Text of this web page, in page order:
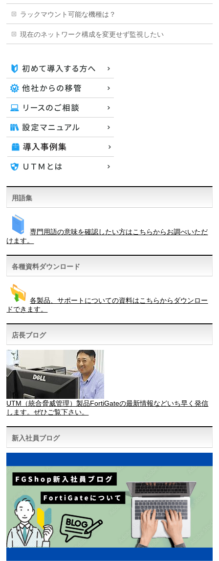
ラックマウント可能な機種は？
現在のネットワーク構成を変更せず監視したい
用語集
専門用語の意味を確認したい方はこちらからお調べいただ
けます。
各種資料ダウンロード
各製品、サポートについての資料はこちらからダウンロー
ドできます。
店長ブログ
UTM（統合脅威管理）製品FortiGateの最新情報などいち早く発信
します。ぜひご覧下さい。
新入社員ブログ